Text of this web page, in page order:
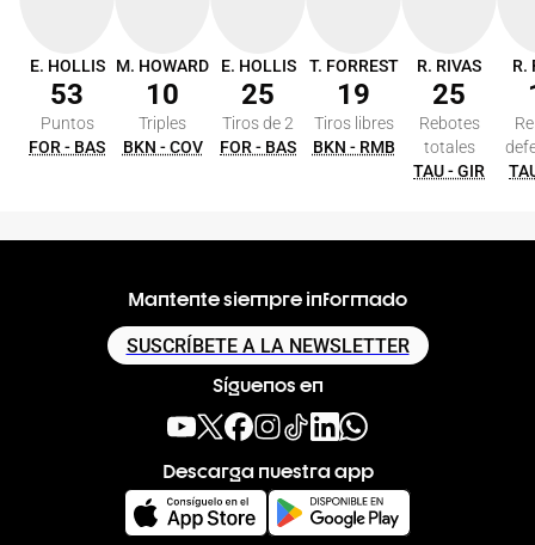
E. HOLLIS
53
Puntos
FOR - BAS
M. HOWARD
10
Triples
BKN - COV
E. HOLLIS
25
Tiros de 2
FOR - BAS
T. FORREST
19
Tiros libres
BKN - RMB
R. RIVAS
25
Rebotes
totales
TAU - GIR
R.
Mantente siempre informado
SUSCRÍBETE A LA NEWSLETTER
Síguenos en
Descarga nuestra app